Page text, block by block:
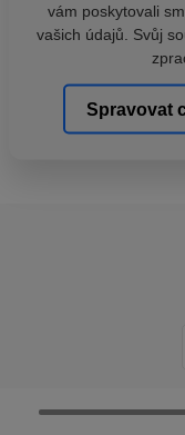
vám poskytovali
vašich údajů. Svůj
Spravovat